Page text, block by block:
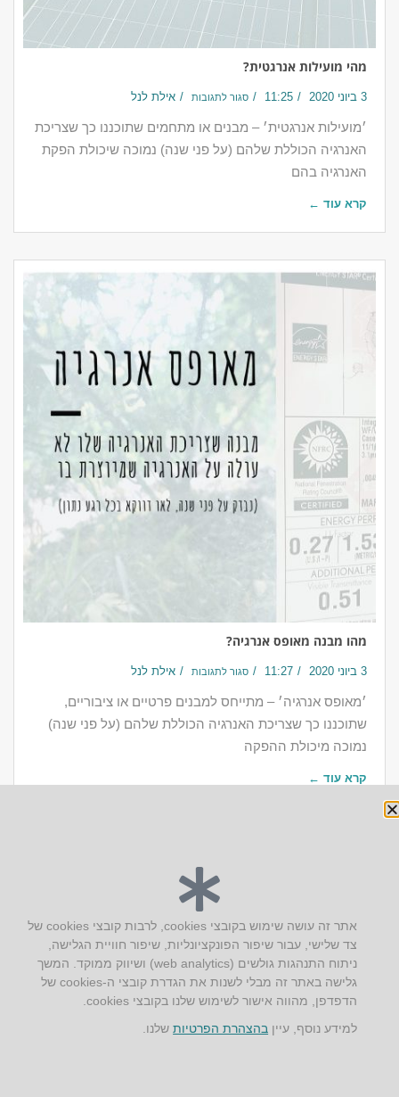
מהי מועילות אנרגטית?
3 ביוני 2020 11:25 סגור לתגובות אילת לנל
׳מועילות אנרגטית׳ – מבנים או מתחמים שתוכננו כך שצריכת
האנרגיה הכוללת שלהם (על פני שנה) נמוכה שיכולת הפקת
האנרגיה בהם
קרא עוד ←
מהו מבנה מאופס אנרגיה?
3 ביוני 2020 11:27 סגור לתגובות אילת לנל
׳מאופס אנרגיה׳ – מתייחס למבנים פרטיים או ציבוריים,
שתוכננו כך שצריכת האנרגיה הכוללת שלהם (על פני שנה)
נמוכה מיכולת ההפקה
קרא עוד ←
טלפון:04-8772469
אתר זה עושה שימוש בקובצי cookies, לרבות קובצי cookies של
צד שלישי, עבור שיפור הפונקציונליות, שיפור חוויית הגלישה,
ניתוח התנהגות גולשים (web analytics) ושיווק ממוקד. המשך
גלישה באתר זה מבלי לשנות את הגדרת קובצי ה-cookies של
הדפדפן, מהווה אישור לשימוש שלנו בקובצי cookies.
למידע נוסף, עיין בהצהרת הפרטיותשלנו.